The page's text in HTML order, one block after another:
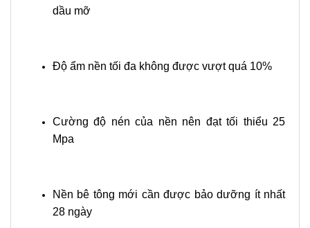
dầu mỡ
Độ ẩm nền tối đa không được vượt quá 10%
Cường độ nén của nền nên đạt tối thiểu 25
Mpa
Nền bê tông mới cần được bảo dưỡng ít nhất
28 ngày